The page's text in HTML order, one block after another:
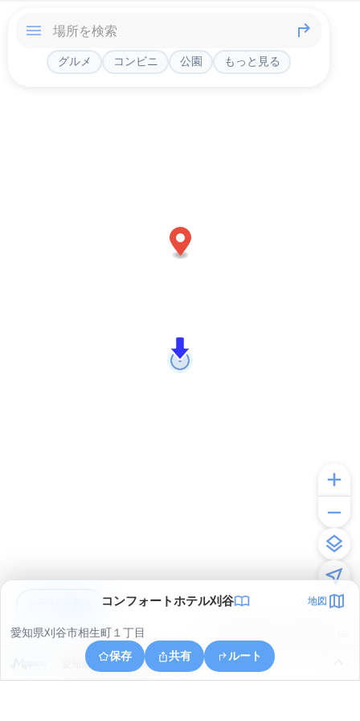
グルメ コンビニ 公園 もっと見る
コンフォートホテル刈谷 地図
愛知県刈谷市相生町１丁目
保存
共有 ルート
愛知県刈谷市若松町５丁目